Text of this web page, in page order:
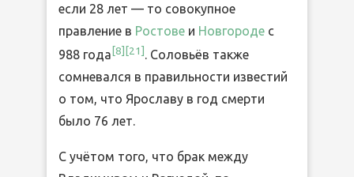
если 28 лет — то совокупное
правление в Ростове и Новгороде с
988 года [8] [21 ] . Соловьёв также
сомневался в правильности известий
о том, что Ярославу в год смерти
было 76 лет.
С учётом того, что брак между